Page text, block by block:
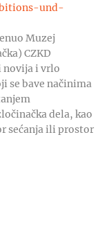
und-
Muzej
CZKD
novija i vrlo
se bave načinima
dela, kao
sećanja ili prostor